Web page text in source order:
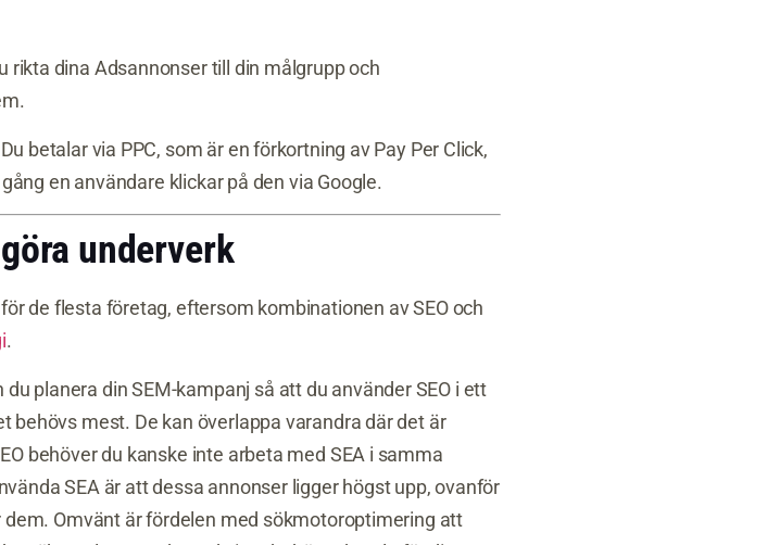
rikta dina Adsannonser till din målgrupp och
betalar via PPC, som är en förkortning av Pay Per Click,
en användare klickar på den via Google.
underverk
de flesta företag, eftersom kombinationen av SEO och
.
planera din SEM-kampanj så att du använder SEO i ett
behövs mest. De kan överlappa varandra där det är
behöver du kanske inte arbeta med SEA i samma
SEA är att dessa annonser ligger högst upp, ovanför
Omvänt är fördelen med sökmotoroptimering att